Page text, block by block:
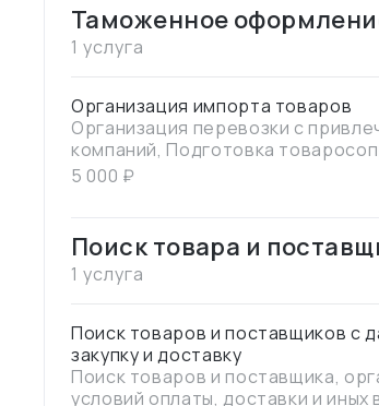
Таможенное
1 услуга
Организация импорта товаров
Организация перевозки с
компаний, Подготовка
прохождение таможенного
5 000 ₽
Поиск товара и
1 услуга
Поиск товаров и поставщиков с
закупку и доставку
Поиск товаров и поставщика,
условий оплаты, доставки и